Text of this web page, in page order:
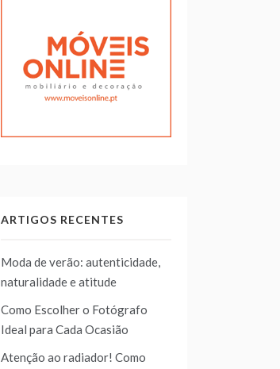
ARTIGOS RECENTES
Moda de verão: autenticidade,
naturalidade e atitude
Como Escolher o Fotógrafo
Ideal para Cada Ocasião
Atenção ao radiador! Como